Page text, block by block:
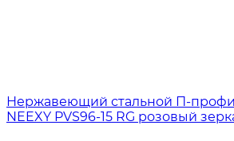
Нержавеющий стальной П-
NEEXY PVS96-15 RG розовый